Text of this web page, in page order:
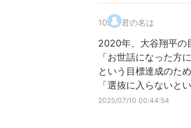
10. 君の名は
2020年、大谷翔平の
「お世話になった方
という目標達成のた
「選抜に入らないと
2025/07/10 00:44:54